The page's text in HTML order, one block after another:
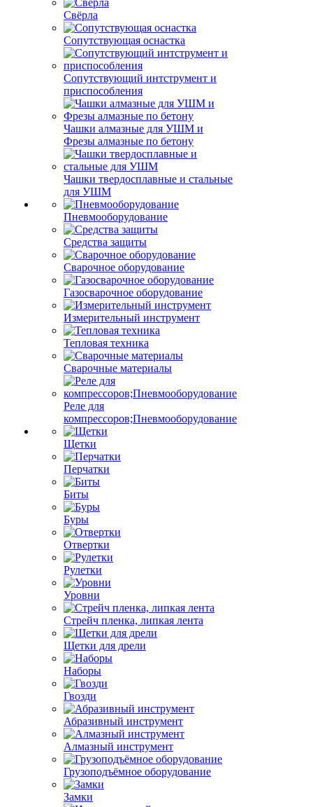
Свёрла
Сопутствующая оснастка
Сопутствующий интструмент и
приспособления
Чашки алмазные для УШМ и
Фрезы алмазные по бетону
Чашки твердосплавные и стальные
для УШМ
Пневмооборудование
Средства защиты
Сварочное оборудование
Газосварочное оборудование
Измерительный инструмент
Тепловая техника
Сварочные материалы
Реле для
компрессоров;Пневмооборудование
Щетки
Перчатки
Биты
Буры
Отвертки
Рулетки
Уровни
Стрейч пленка, липкая лента
Щетки для дрели
Наборы
Гвозди
Абразивный инструмент
Алмазный инструмент
Грузоподъёмное оборудование
Замки